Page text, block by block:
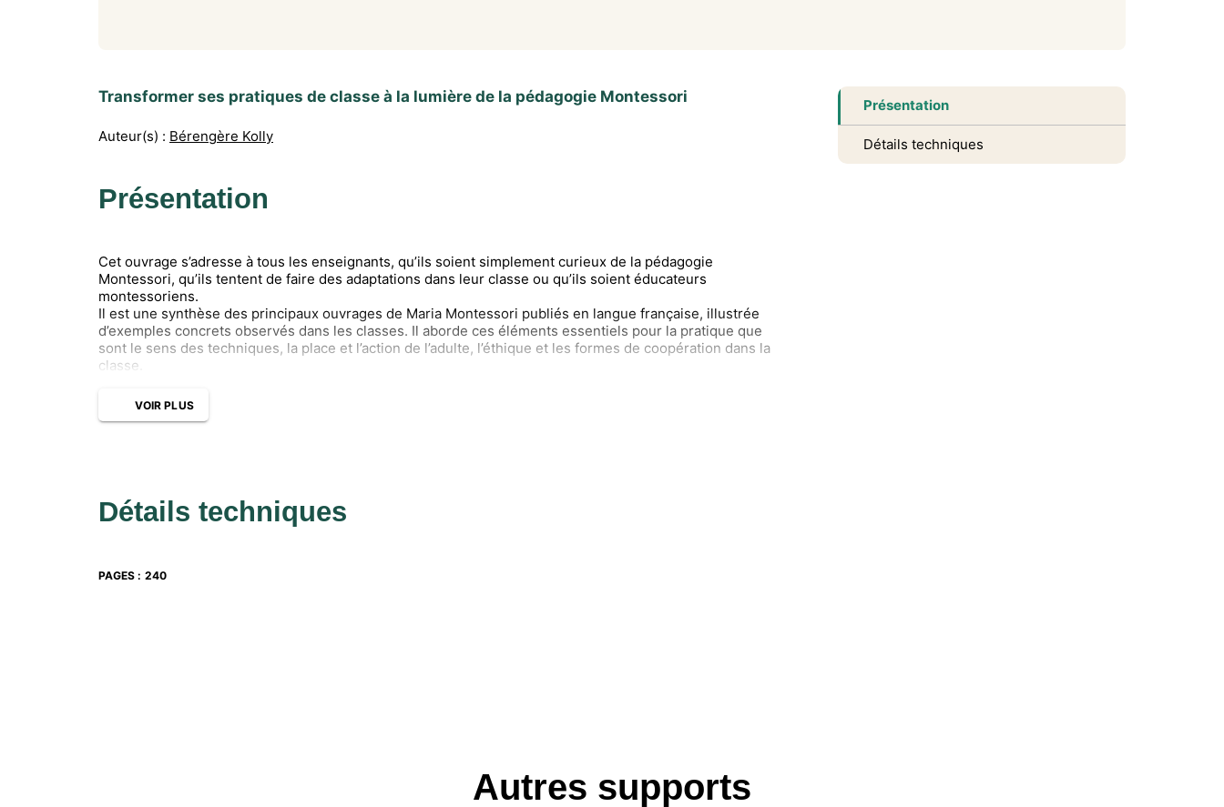
Transformer ses pratiques de classe à la lumière de la pédagogie Montessori
Auteur(s) : Bérengère Kolly
Présentation
Cet ouvrage s’adresse à tous les enseignants, qu’ils soient simplement curieux de la pédagogie
Montessori, qu’ils tentent de faire des adaptations dans leur classe ou qu’ils soient éducateurs
montessoriens.
Il est une synthèse des principaux ouvrages de Maria Montessori publiés en langue française, illustrée
d’exemples concrets observés dans les classes. Il aborde ces éléments essentiels pour la pratique que
sont le sens des techniques, la place et l’action de l’adulte, l’éthique et les formes de coopération dans la
classe.
VOIR PLUS
Détails techniques
PAGES : 240
Présentation
Détails techniques
Autres supports